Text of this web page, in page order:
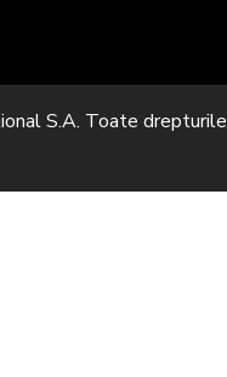
S.A. Toate drepturile